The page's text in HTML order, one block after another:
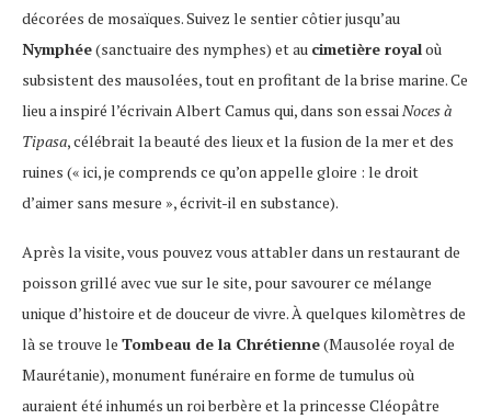
décorées de mosaïques. Suivez le sentier côtier jusqu’au
Nymphée(sanctuaire des nymphes) et au cimetière royaloù
subsistent des mausolées, tout en profitant de la brise marine. Ce
lieu a inspiré l’écrivain Albert Camus qui, dans son essaiNoces à
Tipasa, célébrait la beauté des lieux et la fusion de la mer et des
ruines (« ici, je comprends ce qu’on appelle gloire : le droit
d’aimer sans mesure », écrivit-il en substance).
Après la visite, vous pouvez vous attabler dans un restaurant de
poisson grillé avec vue sur le site, pour savourer ce mélange
unique d’histoire et de douceur de vivre. À quelques kilomètres de
là se trouve le Tombeau de la Chrétienne(Mausolée royal de
Maurétanie), monument funéraire en forme de tumulus où
auraient été inhumés un roi berbère et la princesse Cléopâtre